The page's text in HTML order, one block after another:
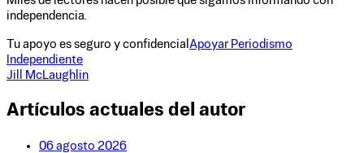
independencia.
Tu apoyo es seguro y confidencial Apoyar Periodismo
Independiente
Jill McLaughlin
Artículos actuales del autor
06 agosto 2026